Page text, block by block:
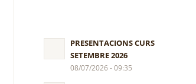
PRESENTACIONS CURS
SETEMBRE 2026
08/07/2026 - 09:35